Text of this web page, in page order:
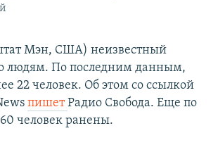
РС Мэн, США) неизвестный
людям. По последним данным,
22 человек. Об этом со ссылкой
пишетРадио Свобода. Еще по
человек ранены.